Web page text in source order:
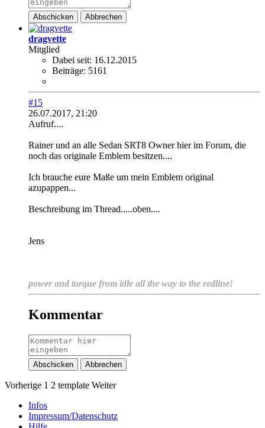
Abschicken Abbrechen
dragvette
Mitglied
Dabei seit: 16.12.2015
Beiträge: 5161
#15
26.07.2017, 21:20
Aufruf....
Rainer und an alle Sedan SRT8 Owner hier im Forum, die
noch das originale Emblem besitzen....
Ich brauche eure Maße um mein Emblem original
azupappen...
Beschreibung im Thread.....oben....
Jens
power and torque from idle all the way to the redline!
Kommentar
Abschicken Abbrechen
Vorherige 1 2 template Weiter
Infos
Impressum/Datenschutz